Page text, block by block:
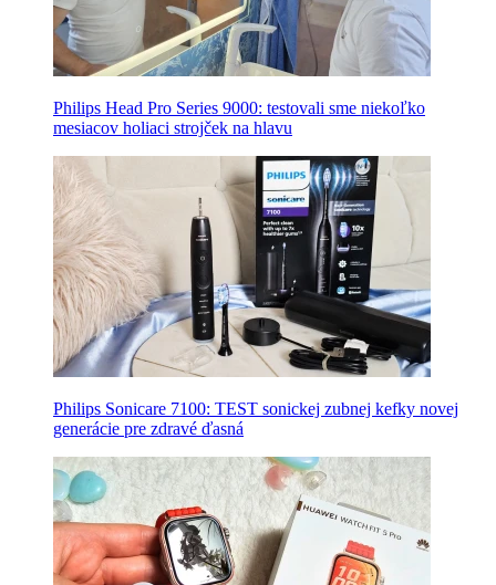
Philips Head Pro Series 9000: testovali sme niekoľko
mesiacov holiaci strojček na hlavu
Philips Sonicare 7100: TEST sonickej zubnej kefky novej
generácie pre zdravé ďasná